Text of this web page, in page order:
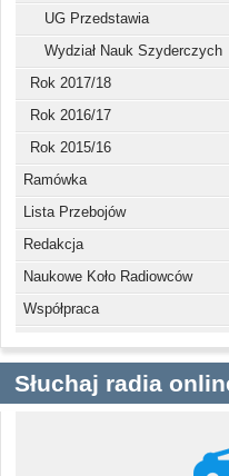
UG Przedstawia
Wydział Nauk Szyderczych
Rok 2017/18
Rok 2016/17
Rok 2015/16
Ramówka
Lista Przebojów
Redakcja
Naukowe Koło Radiowców
Współpraca
Słuchaj radia